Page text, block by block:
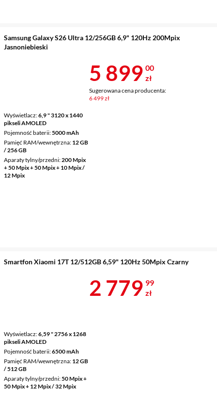
Samsung Galaxy S26 Ultra 12/256GB 6,9" 120Hz 200Mpix
Jasnoniebieski
Wyświetlacz 6,9 " 3120 x 1440
pikseli AMOLED
Pojemność baterii 5000 mAh
Pamięć RAM/wewnętrzna 12 GB
/ 256 GB
Aparaty tylny/przedni 200 Mpix
+ 50 Mpix + 50 Mpix + 10 Mpix /
12 Mpix
Cena 5 899 zł
5 899 00
zł
Sugerowana cena producenta:
6 499 zł
Smartfon Xiaomi 17T 12/512GB 6,59" 120Hz 50Mpix Czarny
Wyświetlacz 6,59 " 2756 x 1268
pikseli AMOLED
Pojemność baterii 6500 mAh
Pamięć RAM/wewnętrzna 12 GB
/ 512 GB
Aparaty tylny/przedni 50 Mpix +
50 Mpix + 12 Mpix / 32 Mpix
Cena 2
2 779 99
zł